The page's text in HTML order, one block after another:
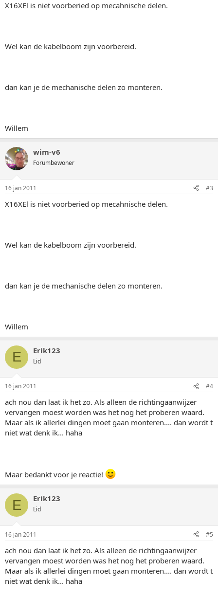
X16XEl is niet voorberied op mecahnische delen.
Wel kan de kabelboom zijn voorbereid.
dan kan je de mechanische delen zo monteren.
Willem
wim-v6
Forumbewoner
16 jan 2011 #3
X16XEl is niet voorberied op mecahnische delen.
Wel kan de kabelboom zijn voorbereid.
dan kan je de mechanische delen zo monteren.
Willem
E Erik123
Lid
16 jan 2011 #4
ach nou dan laat ik het zo. Als alleen de richtingaanwijzer
vervangen moest worden was het nog het proberen waard.
Maar als ik allerlei dingen moet gaan monteren.... dan wordt t
niet wat denk ik... haha
Maar bedankt voor je reactie!
E Erik123
Lid
16 jan 2011 #5
ach nou dan laat ik het zo. Als alleen de richtingaanwijzer
vervangen moest worden was het nog het proberen waard.
Maar als ik allerlei dingen moet gaan monteren.... dan wordt t
niet wat denk ik... haha